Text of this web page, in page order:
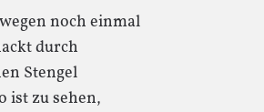
noch einmal
durch
Stengel
ist zu sehen,